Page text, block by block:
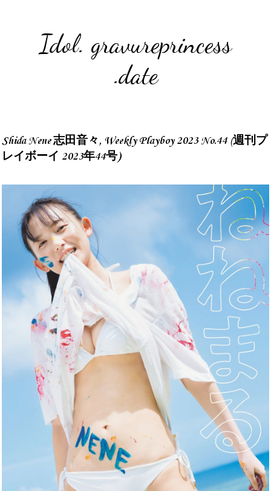
Idol. gravureprincess
.date
Shida Nene 志田音々, Weekly Playboy 2023 No.44 (週刊プ
レイボーイ 2023年44号)